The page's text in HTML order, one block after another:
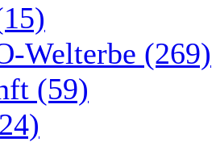
Welterbe (269)
(59)